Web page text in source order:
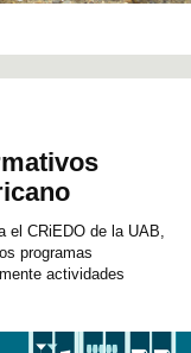
el CRiEDO de la UAB,
programas
actividades